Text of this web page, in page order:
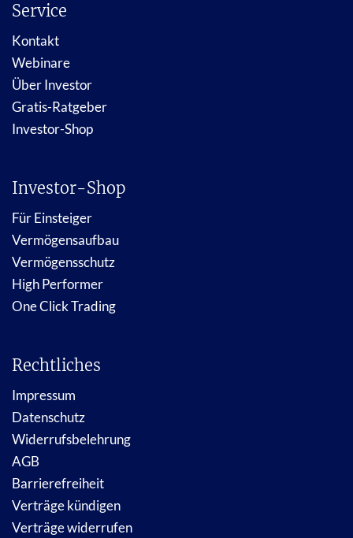
Service
Kontakt
Webinare
Über Investor
Gratis-Ratgeber
Investor-Shop
Investor-Shop
Für Einsteiger
Vermögensaufbau
Vermögensschutz
High Performer
One Click Trading
Rechtliches
Impressum
Datenschutz
Widerrufsbelehrung
AGB
Barrierefreiheit
Verträge kündigen
Verträge widerrufen